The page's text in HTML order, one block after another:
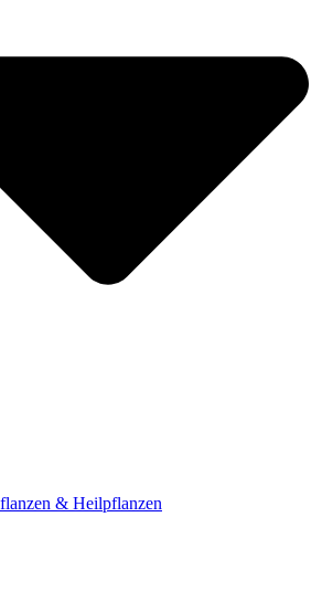
& Heilpflanzen